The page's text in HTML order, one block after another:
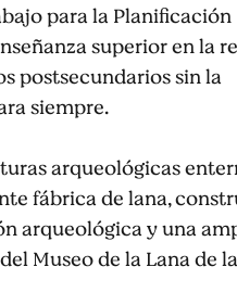
para la Planificación
superior en la
postsecundarios sin la
siempre.
arqueológicas
fábrica de lana,
arqueológica y una
Museo de la Lana de la